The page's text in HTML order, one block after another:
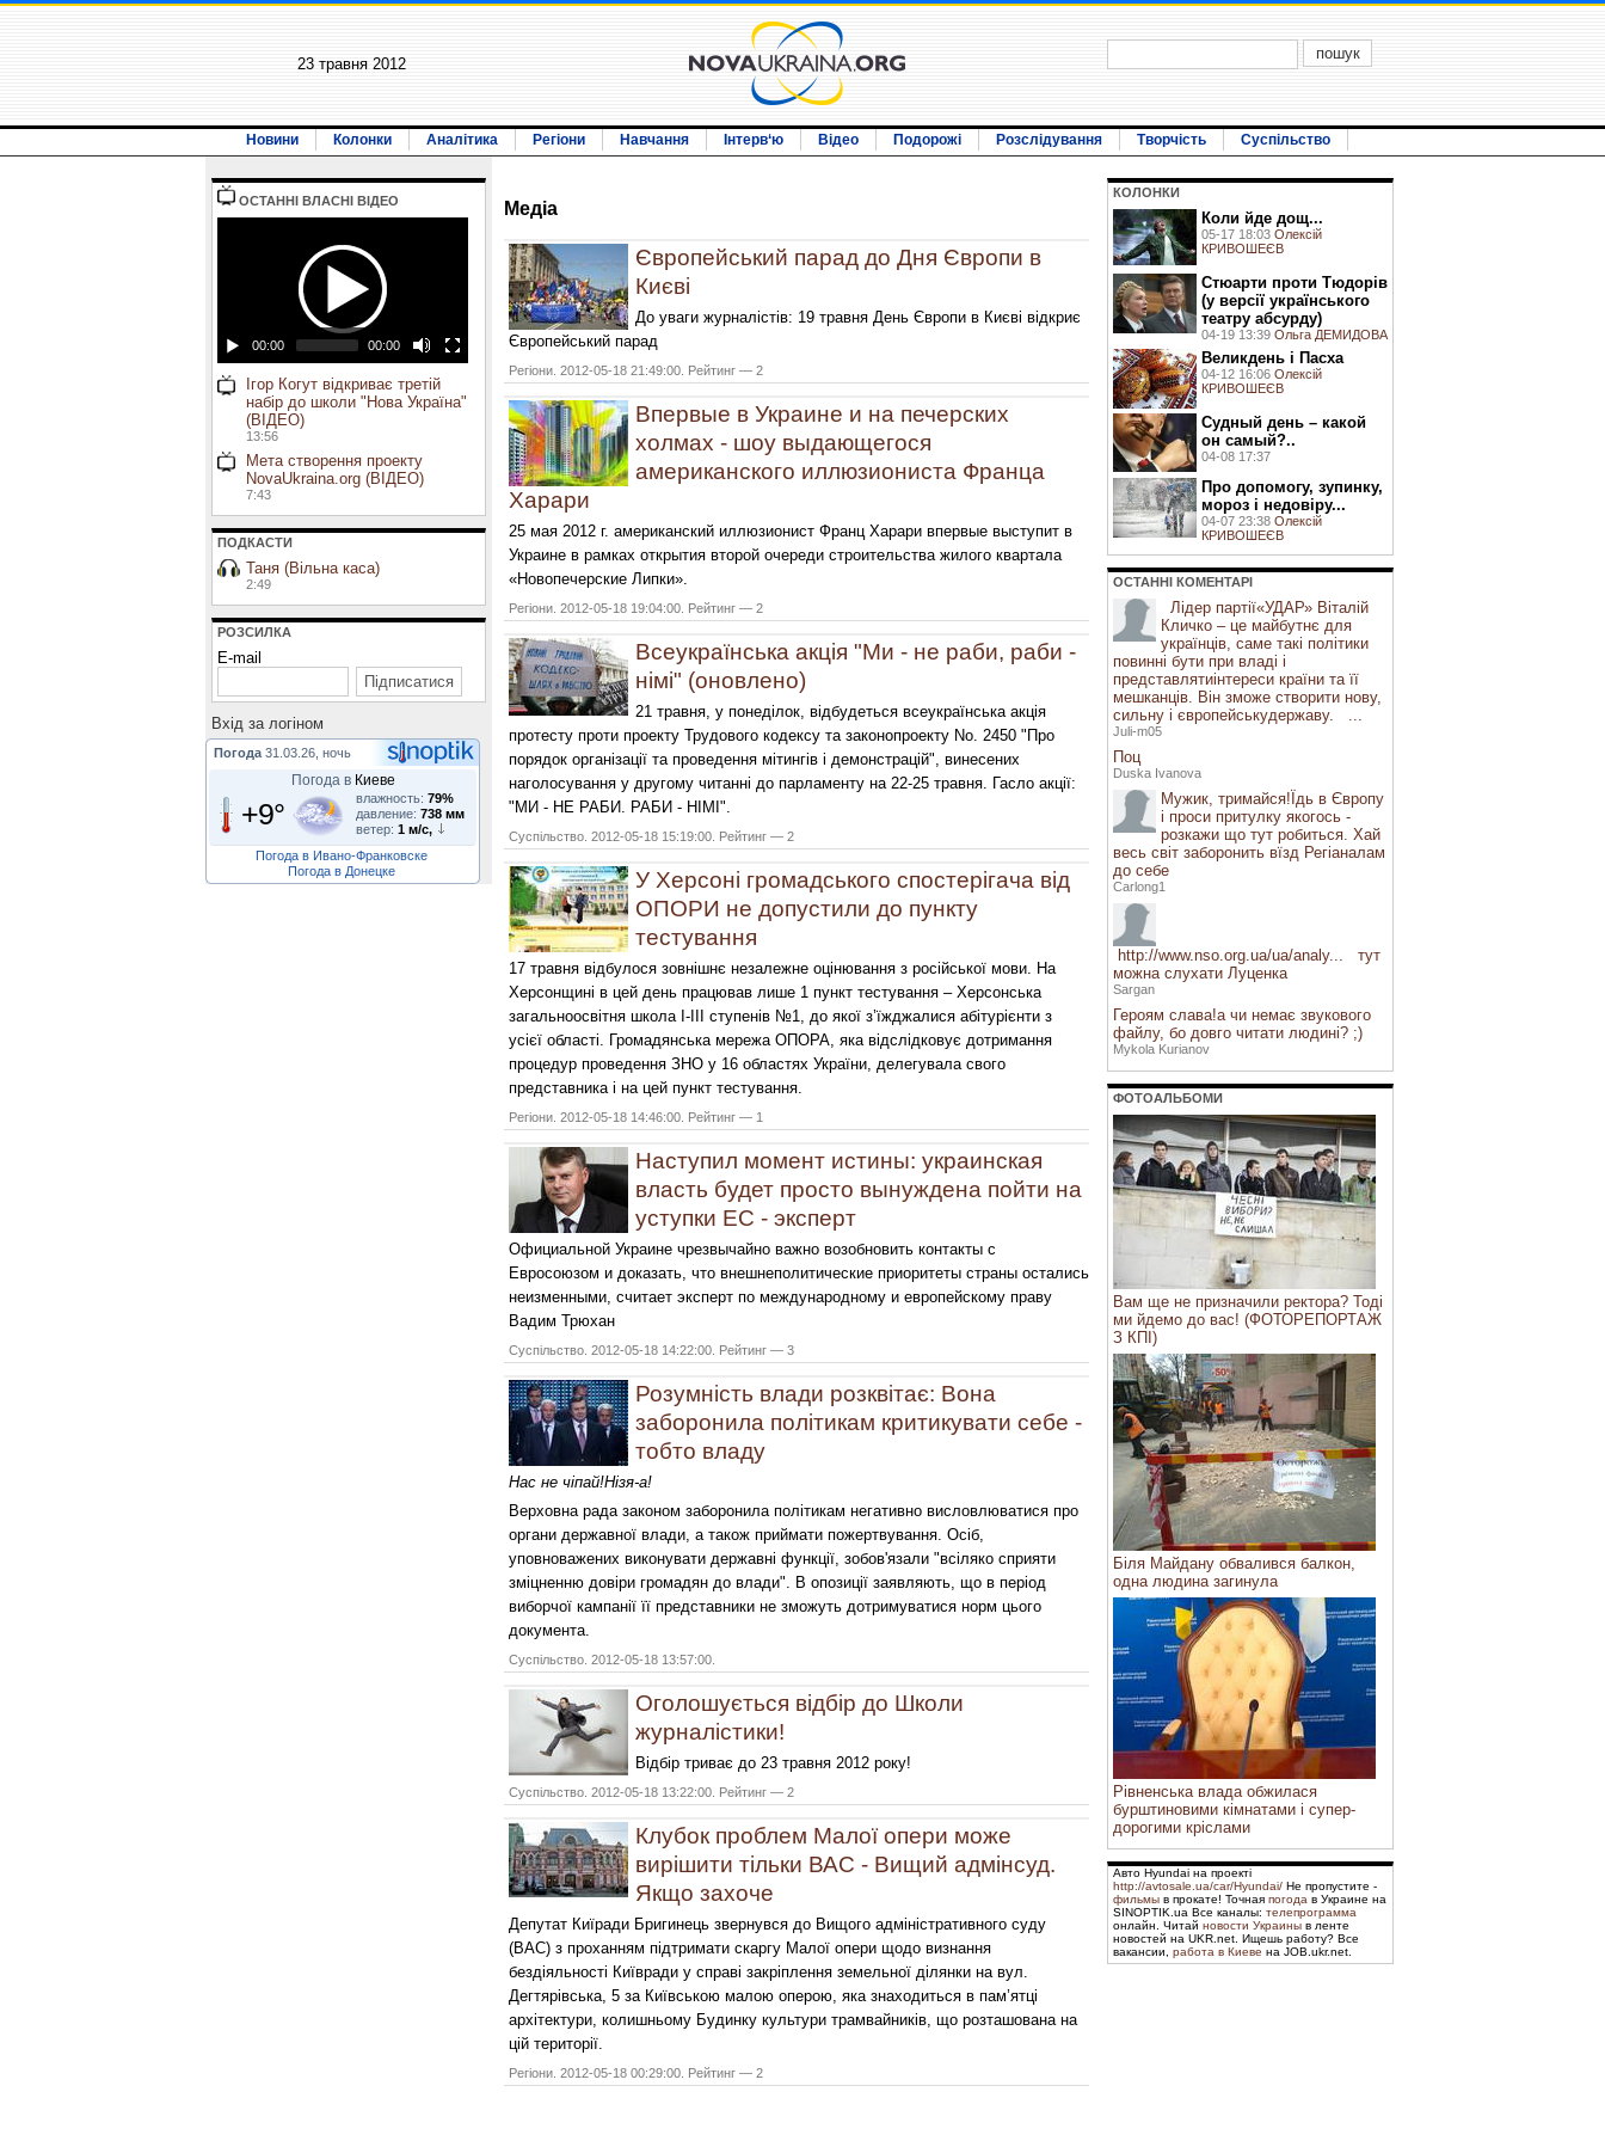
23 травня 2012
Новини Колонки Аналітика Регіони Навчання Інтерв‘ю Відео Подорожі Розслідування Творчість Суспільство
ОСТАННI ВЛАСНI ВIДЕО
00:00 00:00
Ігор Когут відкриває третій
набір до школи "Нова Україна"
(ВІДЕО)
13:56
Мета створення проекту
NovaUkraina.org (ВІДЕО)
7:43
ПОДКАСТИ
Таня (Вільна каса)
2:49
РОЗСИЛКА
E-mail
Вхiд за логiном
Погода 31.03.26, ночь
Погода в Киеве
+9° влажность: 79%
давление: 738 мм
ветер: 1 м/с,
Погода в Ивано-Франковске
Погода в Донецке
Медiа
Європейський парад до Дня Європи в
Києві
До уваги журналістів: 19 травня День Європи в Києві відкриє
Європейський парад
Регіони. 2012-05-18 21:49:00. Рейтинг — 2
Впервые в Украине и на печерских
холмах - шоу выдающегося
американского иллюзиониста Франца
Харари
25 мая 2012 г. американский иллюзионист Франц Харари впервые выступит в
Украине в рамках открытия второй очереди строительства жилого квартала
«Новопечерские Липки».
Регіони. 2012-05-18 19:04:00. Рейтинг — 2
Всеукраїнська акція "Ми - не раби, раби -
німі" (оновлено)
21 травня, у понеділок, відбудеться всеукраїнська акція
протесту проти проекту Трудового кодексу та законопроекту No. 2450 "Про
порядок організації та проведення мітингів і демонстрацій", винесених
наголосування у другому читанні до парламенту на 22-25 травня. Гасло акції:
"МИ - НЕ РАБИ. РАБИ - НІМІ".
Суспільство. 2012-05-18 15:19:00. Рейтинг — 2
У Херсоні громадського спостерігача від
ОПОРИ не допустили до пункту
тестування
17 травня відбулося зовнішнє незалежне оцінювання з російської мови. На
Херсонщині в цей день працював лише 1 пункт тестування – Херсонська
загальноосвітня школа І-ІІІ ступенів №1, до якої з’їжджалися абітурієнти з
усієї області. Громадянська мережа ОПОРА, яка відслідковує дотримання
процедур проведення ЗНО у 16 областях України, делегувала свого
представника і на цей пункт тестування.
Регіони. 2012-05-18 14:46:00. Рейтинг — 1
Наступил момент истины: украинская
власть будет просто вынуждена пойти на
уступки ЕС - эксперт
Официальной Украине чрезвычайно важно возобновить контакты с
Евросоюзом и доказать, что внешнеполитические приоритеты страны остались
неизменными, считает эксперт по международному и европейскому праву
Вадим Трюхан
Суспільство. 2012-05-18 14:22:00. Рейтинг — 3
Розумність влади розквітає: Вона
заборонила політикам критикувати себе -
тобто владу
Нас не чіпай!Нізя-а!
Верховна рада законом заборонила політикам негативно висловлюватися про
органи державної влади, а також приймати пожертвування. Осіб,
уповноважених виконувати державні функції, зобов'язали "всіляко сприяти
зміцненню довіри громадян до влади". В опозиції заявляють, що в період
виборчої кампанії її представники не зможуть дотримуватися норм цього
документа.
Суспільство. 2012-05-18 13:57:00.
Оголошується відбір до Школи
журналістики!
Відбір триває до 23 травня 2012 року!
Суспільство. 2012-05-18 13:22:00. Рейтинг — 2
Клубок проблем Малої опери може
вирішити тільки ВАС - Вищий адмінсуд.
Якщо захоче
Депутат Киїради Бригинець звернувся до Вищого адміністративного суду
(ВАС) з проханням підтримати скаргу Малої опери щодо визнання
бездіяльності Київради у справі закріплення земельної ділянки на вул.
Дегтярівська, 5 за Київською малою оперою, яка знаходиться в пам’ятці
архітектури, колишньому Будинку культури трамвайників, що розташована на
цій території.
Регіони. 2012-05-18 00:29:00. Рейтинг — 2
КОЛОНКИ
Коли йде дощ...
05-17 18:03 Олексій
КРИВОШЕЄВ
Стюарти проти Тюдорів
(у версії українського
театру абсурду)
04-19 13:39 Ольга ДЕМИДОВА
Великдень і Пасха
04-12 16:06 Олексій
КРИВОШЕЄВ
Судный день – какой
он самый?..
04-08 17:37
Про допомогу, зупинку,
мороз і недовіру...
04-07 23:38 Олексій
КРИВОШЕЄВ
ОСТАННI КОМЕНТАРI
Лідер партії«УДАР» Віталій
Кличко – це майбутнє для
українців, саме такі політики
повинні бути при владі і
представлятиінтереси країни та її
мешканців. Він зможе створити нову,
сильну і європейськудержаву. ...
Juli-m05
Поц
Duska Ivanova
Мужик, тримайся!Їдь в Європу
і проси притулку якогось -
розкажи що тут робиться. Хай
весь світ заборонить вїзд Регіаналам
до себе
Carlong1
http://www.nso.org.ua/ua/analy... тут
можна слухати Луценка
Sargan
Героям слава!а чи немає звукового
файлу, бо довго читати людині? ;)
Mykola Kurianov
ФОТОАЛЬБОМИ
Вам ще не призначили ректора? Тоді
ми йдемо до вас! (ФОТОРЕПОРТАЖ
З КПІ)
Біля Майдану обвалився балкон,
одна людина загинула
Рівненська влада обжилася
бурштиновими кімнатами і супер-
дорогими кріслами
Авто Hyundai на проекті
http://avtosale.ua/car/Hyundai/ Не пропустите -
фильмы в прокате! Точная погода в Украине на
SINOPTIK.ua Все каналы: телепрограмма
онлайн. Читай новости Украины в ленте
новостей на UKR.net. Ищешь работу? Все
вакансии, работа в Киеве на JOB.ukr.net.